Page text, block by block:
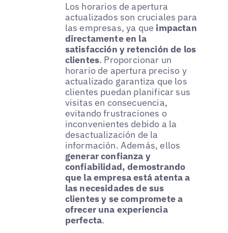
Los horarios de apertura
actualizados son cruciales para
las empresas, ya que impactan
directamente en la
satisfacción y retención de los
clientes. Proporcionar un
horario de apertura preciso y
actualizado garantiza que los
clientes puedan planificar sus
visitas en consecuencia,
evitando frustraciones o
inconvenientes debido a la
desactualización de la
información. Además, ellos
generar confianza y
confiabilidad, demostrando
que la empresa está atenta a
las necesidades de sus
clientes y se compromete a
ofrecer una experiencia
perfecta.